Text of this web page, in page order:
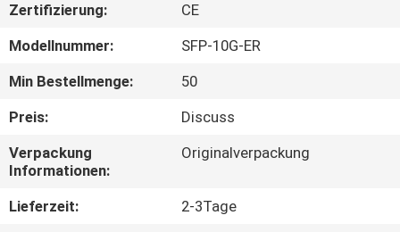
UNS
WERKSBESICHTIGUNG
QUALITÄTSKONTROLLE
KONTAKT
Zertifizierung:
CE
Modellnummer:
SFP-10G-ER
Min Bestellmenge:
50
Preis:
Discuss
Verpackung
Informationen:
Originalverpackung
Lieferzeit:
2-3Tage